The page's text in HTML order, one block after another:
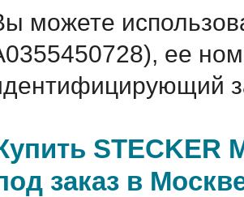
можете
ее
STECKER
заказ в